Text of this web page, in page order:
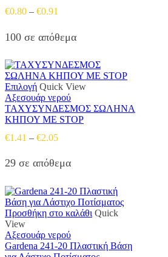
παραλλαγές.
επιλογές
επιλεγούν
στη
σελίδα
του
προϊόντος
€0.80 – €0.91
€0.80
through
100 σε απόθεμα
Επιλογή Αυτό
το
προϊόν
έχει
παραλλαγές.
επιλογές
επιλεγούν
στη
σελίδα
του
προϊόντος
Quick View
Αξεσουάρ νερού
ΤΑΧΥΣΥΝΔΕΣΜΟΣ ΣΩΛΗΝΑ
ΚΗΠΟΥ ΜΕ STOP
€1.41 – €2.05Price
through
29 σε απόθεμα
Προσθήκη στο καλάθι Quick
View
Αξεσουάρ νερού
Gardena 241-20 Πλαστική Βάση